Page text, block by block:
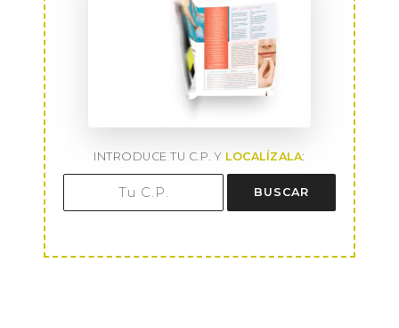
INTRODUCE TU C.P. Y LOCALÍZALA:
BUSCAR